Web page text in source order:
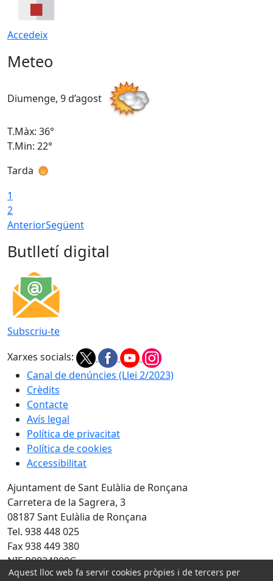
Accedeix
Meteo
Diumenge, 9 d’agost
T.Màx: 36°
T.Min: 22°
Tarda
1
2
AnteriorSegüent
Butlletí digital
Subscriu-te
Xarxes socials:
Canal de denúncies (Llei 2/2023)
Crèdits
Contacte
Avís legal
Política de privacitat
Política de cookies
Accessibilitat
Ajuntament de Sant Eulàlia de Ronçana
Carretera de la Sagrera, 3
08187 Sant Eulàlia de Ronçana
Tel. 938 448 025
Fax 938 449 380
NIF P0824800G
Aquest lloc web fa servir cookies pròpies i de tercers per